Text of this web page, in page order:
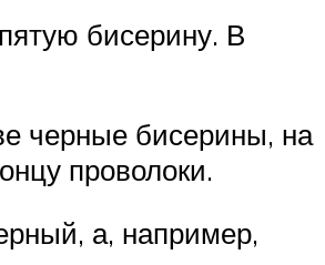
бисерину. В
черные бисерины, на
проволоки.
а, например,